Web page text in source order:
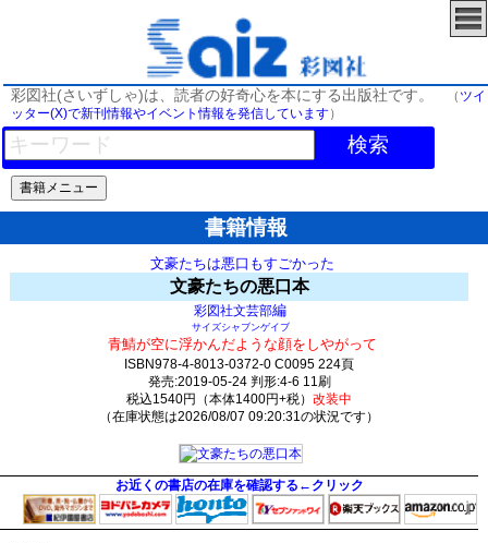
彩図社(さいずしゃ)は、読者の好奇心を本にする出版社です。 （ ツイ
ッター(X)で新刊情報やイベント情報を発信しています）
検索
書籍情報
文豪たちは悪口もすごかった
文豪たちの悪口本
彩図社文芸部編
サイズシャブンゲイブ
青鯖が空に浮かんだような顔をしやがって
ISBN978-4-8013-0372-0 C0095 224頁
発売:2019-05-24 判形:4-6 11刷
税込1540円（本体1400円+税）改装中
（在庫状態は2026/08/07 09:20:31の状況です）
お近くの書店の在庫を確認する←クリック